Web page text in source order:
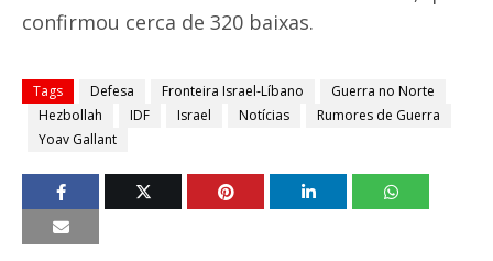
confirmou cerca de 320 baixas.
Tags Defesa Fronteira Israel-Líbano
Guerra no Norte
Hezbollah
IDF Israel Notícias
Rumores de Guerra
Yoav Gallant